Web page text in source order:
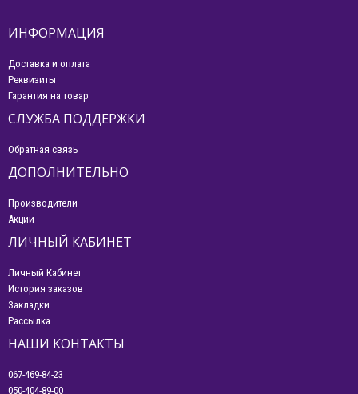
ИНФОРМАЦИЯ
Доставка и оплата
Реквизиты
Гарантия на товар
СЛУЖБА ПОДДЕРЖКИ
Обратная связь
ДОПОЛНИТЕЛЬНО
Производители
Акции
ЛИЧНЫЙ КАБИНЕТ
Личный Кабинет
История заказов
Закладки
Рассылка
НАШИ КОНТАКТЫ
067-469-84-23
050-404-89-00